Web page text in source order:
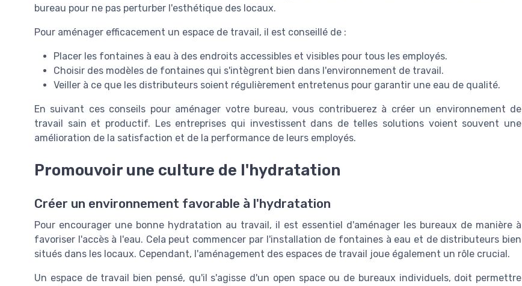
bureau pour ne pas perturber l'esthétique des locaux.
Pour aménager efficacement un espace de travail, il est conseillé de :
Placer les fontaines à eau à des endroits accessibles et visibles pour tous les employés.
Choisir des modèles de fontaines qui s'intègrent bien dans l'environnement de travail.
Veiller à ce que les distributeurs soient régulièrement entretenus pour garantir une eau de qualité.
En suivant ces conseils pour aménager votre bureau, vous contribuerez à créer un environnement de
travail sain et productif. Les entreprises qui investissent dans de telles solutions voient souvent une
amélioration de la satisfaction et de la performance de leurs employés.
Promouvoir une culture de l'hydratation
Créer un environnement favorable à l'hydratation
Pour encourager une bonne hydratation au travail, il est essentiel d'aménager les bureaux de manière à
favoriser l'accès à l'eau. Cela peut commencer par l'installation de fontaines à eau et de distributeurs bien
situés dans les locaux. Cependant, l'aménagement des espaces de travail joue également un rôle crucial.
Un espace de travail bien pensé, qu'il s'agisse d'un open space ou de bureaux individuels, doit permettre